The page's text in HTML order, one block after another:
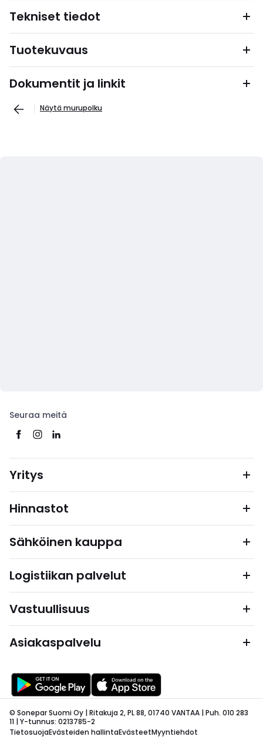
Tekniset tiedot
Tuotekuvaus
Dokumentit ja linkit
Näytä murupolku
Seuraa meitä
Yritys
Hinnastot
Sähköinen kauppa
Logistiikan palvelut
Vastuullisuus
Asiakaspalvelu
© Sonepar Suomi Oy | Ritakuja 2, PL 88, 01740 VANTAA | Puh. 010 283
11 | Y-tunnus: 0213785-2
TietosuojaEvästeiden hallintaEvästeetMyyntiehdot